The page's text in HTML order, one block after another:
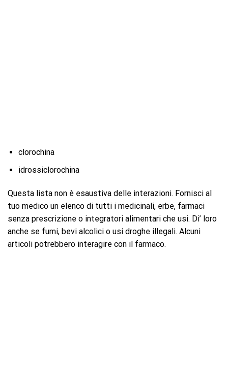
clorochina
idrossiclorochina
Questa lista non è esaustiva delle interazioni. Fornisci al
tuo medico un elenco di tutti i medicinali, erbe, farmaci
senza prescrizione o integratori alimentari che usi. Di’ loro
anche se fumi, bevi alcolici o usi droghe illegali. Alcuni
articoli potrebbero interagire con il farmaco.